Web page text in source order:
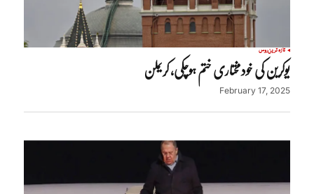
تازہ ترینروس
یوکرین کی خودمختاری ختم ہوچکی، کریملن
February 17, 2025